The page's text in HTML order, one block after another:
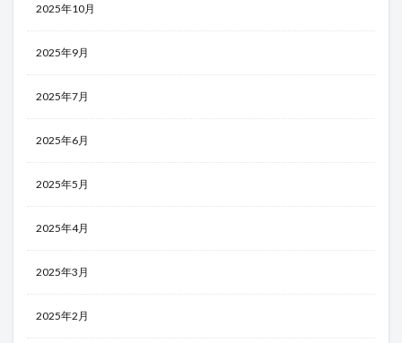
2025年10月
2025年9月
2025年7月
2025年6月
2025年5月
2025年4月
2025年3月
2025年2月